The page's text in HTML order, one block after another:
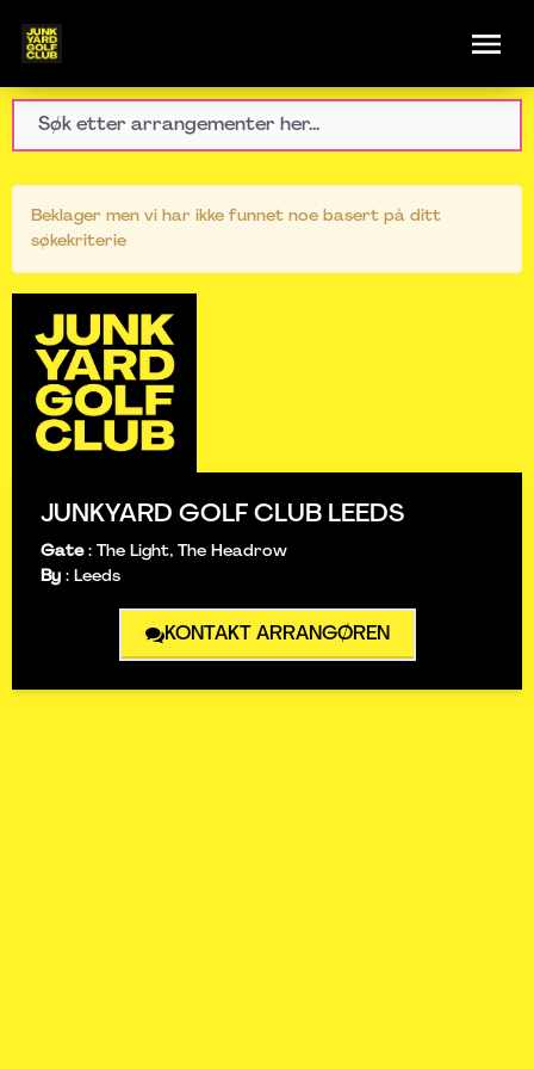
Beklager men vi har ikke funnet noe basert på ditt
søkekriterie
JUNKYARD GOLF CLUB LEEDS
Gate : The Light, The Headrow
By : Leeds
KONTAKT ARRANGØREN